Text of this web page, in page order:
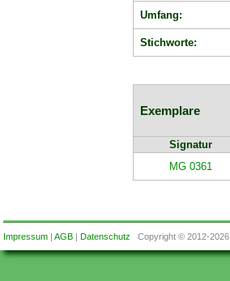
Umfang:
Stichworte:
Exemplare
Signatur
MG 0361
Impressum| AGB| Datenschutz Copyright © 2012-2026